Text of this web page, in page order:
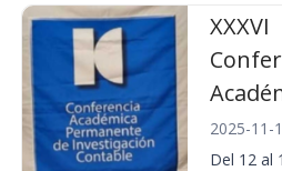
XXXVI
2025-11-
Del 12 al